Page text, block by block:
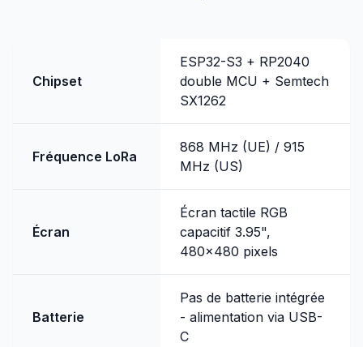
Chipset
ESP32-S3 + RP2040
double MCU + Semtech
SX1262
Fréquence LoRa
868 MHz (UE) / 915
MHz (US)
Écran
Écran tactile RGB
capacitif 3.95",
480x480 pixels
Batterie
Pas de batterie intégrée
- alimentation via USB-
C